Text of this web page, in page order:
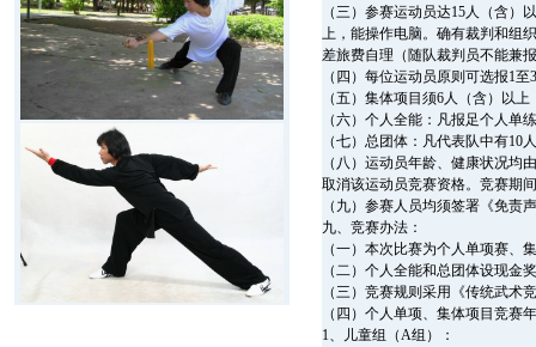
（三）参赛运动员达15人（含
上，能操作电脑。确有裁判和组
差旅费自理（随队裁判员不能兼
（四）每位运动员原则可选报1
（五）集体项目须6人（含）以
（六）个人全能：凡报足个人单
（七）总团体：凡代表队中有10
（八）运动员年龄、健康状况均
取消该运动员竞赛资格。竞赛期
（九）参赛人员均须签署《免责
九、竞赛办法：
（一）本次比赛为个人单项赛、
（二）个人全能和总团体设现金
（三）竞赛规则采用《传统武术
（四）个人单项、集体项目竞赛
1、儿童组（A组）：